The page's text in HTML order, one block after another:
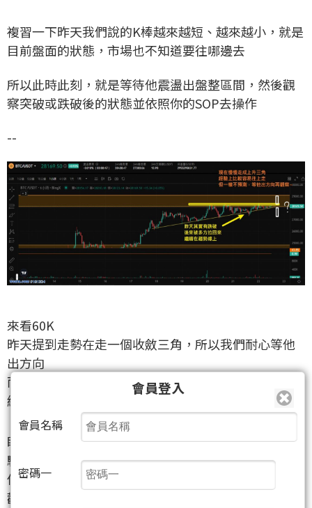
複習一下昨天我們說的K棒越來越短、越來越小，就是
目前盤面的狀態，市場也不知道要往哪邊去
所以此時此刻，就是等待他震盪出盤整區間，然後觀
察突破或跌破後的狀態並依照你的SOP去操作
--
來看60K
昨天提到走勢在走一個收斂三角，所以我們耐心等他
出方向
而你可以看到昨天其實有跌破，但又被多方拉上去繼
續走在上升趨勢軌道
眼尖的你應該有發現，現在慢慢走出上升三角形，經
驗上這種走勢比較大概率會突破上去
但一樣不預測，現在就是等他看往哪個方向突破後再
觀察~
會員登入
會員名稱
密碼一